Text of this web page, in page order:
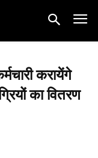
करायेंगे
का वितरण